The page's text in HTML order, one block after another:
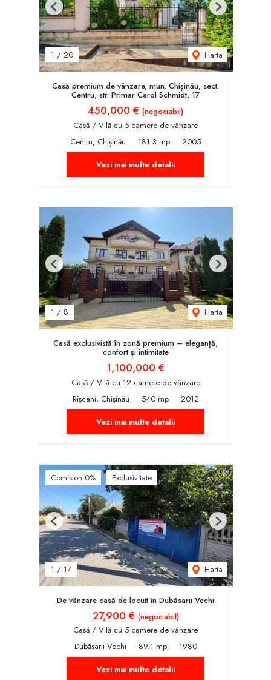
1 / 20 Harta
Previous Next
Casă premium de vânzare, mun. Chișinău, sect.
Centru, str. Primar Carol Schmidt, 17
450,000 € (negociabil)
Casă / Vilă cu 5 camere de vânzare
Centru, Chișinău
181.3 mp
2005
Vezi mai multe detalii
1 / 8 Harta
Previous Next
Casă exclusivistă în zonă premium – eleganță,
confort și intimitate
1,100,000 €
Casă / Vilă cu 12 camere de vânzare
Rîșcani, Chișinău
540 mp
2012
Vezi mai multe detalii
Comision 0% Exclusivitate
1 / 17 Harta
Previous Next
De vânzare casă de locuit în Dubăsarii Vechi
27,900 € (negociabil)
Casă / Vilă cu 5 camere de vânzare
Dubăsarii Vechi
89.1 mp
1980
Vezi mai multe detalii